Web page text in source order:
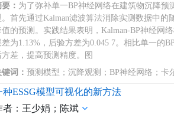
： 为了弥补单一BP神经网络在建筑物沉降预
。首先通过Kalman滤波算法消除实测数据中
值的预测。实践结果表明，Kalman-BP神经网
差为1.13%，后验方差为0.045 7。相比单一的
方差，提高预测精度。图
词： 预测模型；沉降观测；BP神经网络；卡
种ESSG模型可视化的新方法
者：王少娟；陈斌